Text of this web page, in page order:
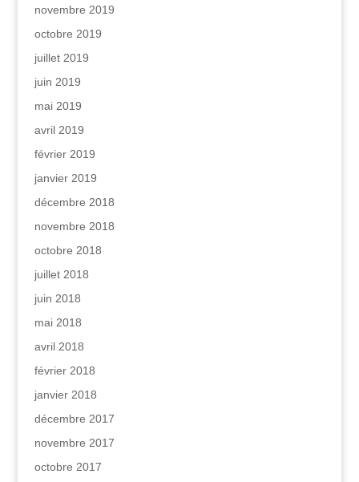
novembre 2019
octobre 2019
juillet 2019
juin 2019
mai 2019
avril 2019
février 2019
janvier 2019
décembre 2018
novembre 2018
octobre 2018
juillet 2018
juin 2018
mai 2018
avril 2018
février 2018
janvier 2018
décembre 2017
novembre 2017
octobre 2017